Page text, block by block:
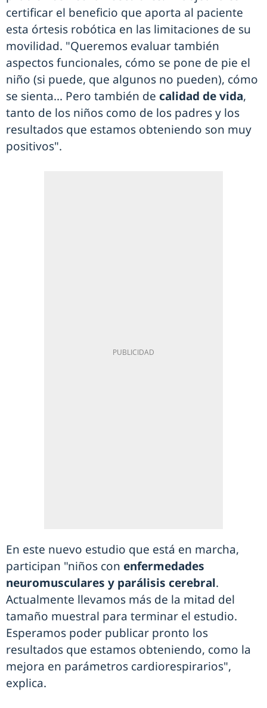
certificar el beneficio que aporta al paciente
esta órtesis robótica en las limitaciones de su
movilidad. "Queremos evaluar también
aspectos funcionales, cómo se pone de pie el
niño (si puede, que algunos no pueden), cómo
se sienta... Pero también de calidad de vida,
tanto de los niños como de los padres y los
resultados que estamos obteniendo son muy
positivos".
En este nuevo estudio que está en marcha,
participan "niños con enfermedades
neuromusculares y parálisis cerebral.
Actualmente llevamos más de la mitad del
tamaño muestral para terminar el estudio.
Esperamos poder publicar pronto los
resultados que estamos obteniendo, como la
mejora en parámetros cardiorespirarios",
explica.